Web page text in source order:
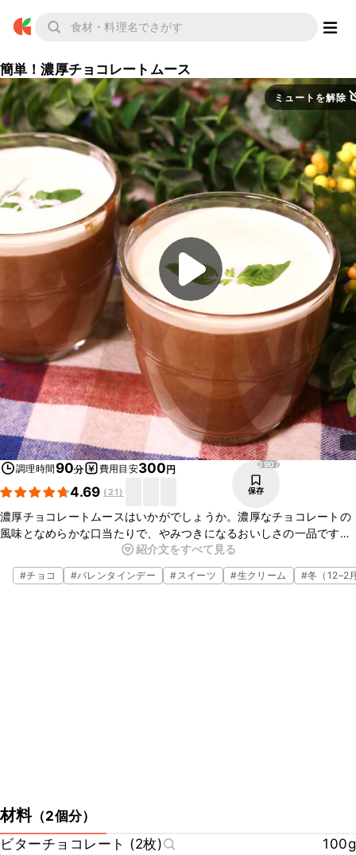
簡単！濃厚チョコレートムース
ミュートを解除
調理時間90分 費用目安300円
4.69 (21)
3907
保存
濃厚チョコレートムースはいかがでしょうか。濃厚なチョコレートの
風味となめらかな口当たりで、やみつきになるおいしさの一品です。
今回は仕上げに生クリームをかけましたが、ホイップクリームやお好
みのフルーツなどをのせてもおいしいですよ。簡単にお作りいただけ
ますので、ぜひお試しくだいね。
紹介文をすべて見る
#チョコ #バレンタインデー #スイーツ #生クリーム #冬（12–2
材料（2個分）
ビターチョコレート (2枚)
100g